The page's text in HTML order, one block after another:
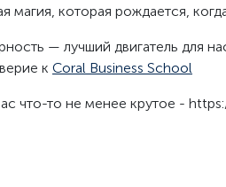
магия, которая рождается,
— лучший двигатель для
к Coral Business School
что-то не менее крутое -